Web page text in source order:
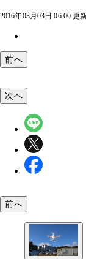
2016年03月03日 06:00 更
前へ
高度１
湾中央
次へ
前へ